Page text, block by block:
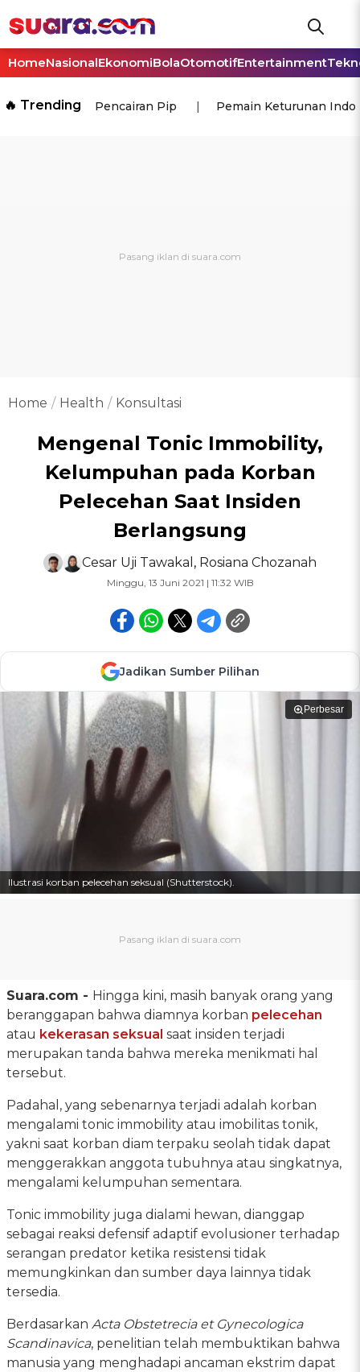
HomeNasionalEkonomiBolaOtomotifEntertainment
🔥 Trending Pencairan Pip Pemain Keturunan
Home Health Konsultasi
Mengenal Tonic Immobility,
Kelumpuhan pada Korban
Pelecehan Saat Insiden
Berlangsung
Cesar Uji Tawakal , Rosiana Chozanah
Minggu, 13 Juni 2021 | 11:32 WIB
Jadikan Sumber Pilihan
Perbesar
Ilustrasi korban pelecehan seksual (Shutterstock).
Suara.com - Hingga kini, masih banyak orang yang
beranggapan bahwa diamnya korban pelecehan
atau kekerasan seksual saat insiden terjadi
merupakan tanda bahwa mereka menikmati hal
tersebut.
Padahal, yang sebenarnya terjadi adalah korban
mengalami tonic immobility atau imobilitas tonik,
yakni saat korban diam terpaku seolah tidak dapat
menggerakkan anggota tubuhnya atau singkatnya,
mengalami kelumpuhan sementara.
Tonic immobility juga dialami hewan, dianggap
sebagai reaksi defensif adaptif evolusioner terhadap
serangan predator ketika resistensi tidak
memungkinkan dan sumber daya lainnya tidak
tersedia.
Berdasarkan Acta Obstetrecia et Gynecologica
Scandinavica, penelitian telah membuktikan bahwa
manusia yang menghadapi ancaman ekstrim dapat